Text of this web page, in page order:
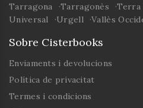
Tarragona
Tarragonès Terra
Universal
Urgell Vallès
Sobre Cisterbooks
Enviaments i devolucions
Política de privacitat
Termes i condicions